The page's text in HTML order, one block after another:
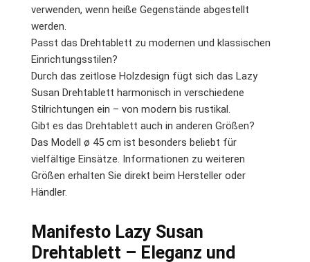
verwenden, wenn heiße Gegenstände abgestellt
werden.
Passt das Drehtablett zu modernen und klassischen
Einrichtungsstilen?
Durch das zeitlose Holzdesign fügt sich das Lazy
Susan Drehtablett harmonisch in verschiedene
Stilrichtungen ein – von modern bis rustikal.
Gibt es das Drehtablett auch in anderen Größen?
Das Modell ø 45 cm ist besonders beliebt für
vielfältige Einsätze. Informationen zu weiteren
Größen erhalten Sie direkt beim Hersteller oder
Händler.
Manifesto Lazy Susan
Drehtablett – Eleganz und